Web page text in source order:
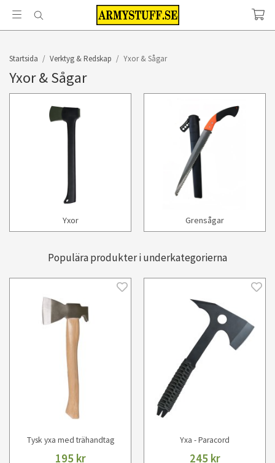
Startsida / Verktyg & Redskap / Yxor & Sågar
Yxor & Sågar
Yxor Grensågar
Populära produkter i underkategorierna
Tysk yxa med trähandtag
195 kr
Yxa - Paracord
245 kr